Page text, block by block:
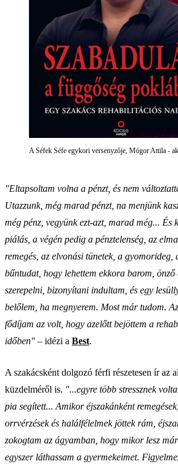
A Séfek Séfe egykori versenyzője, Mógor Attila -
"Eltapsoltam volna a pénzt, és nem
Utazzunk, még marad pénzt, na menjünk
még pénz, vegyünk ezt-azt, marad még... És
piálás, a végén pedig a pénztelenség, az
remegés, az elvonási tünetek, a gyomorideg,
bűntudat, hogy lehettem ekkora barom, önző
szerepelni, bizonyítani indultam, és egy
belőlem, ha megnyerem. Most már tudom.
fődíjam az volt, hogy azelőtt bejöttem a
időben" – idézi a Best.
A szakácsként dolgozó férfi részetesen ír az
küzdelméről is. "...egyre több stressznek
pia segített... Amikor éjszakánként
orrvérzések és halálfélelmek jöttek rám,
zokogtam az ágyamban, hogy mikor lesz
egyszer láthassam a gyermekeimet.